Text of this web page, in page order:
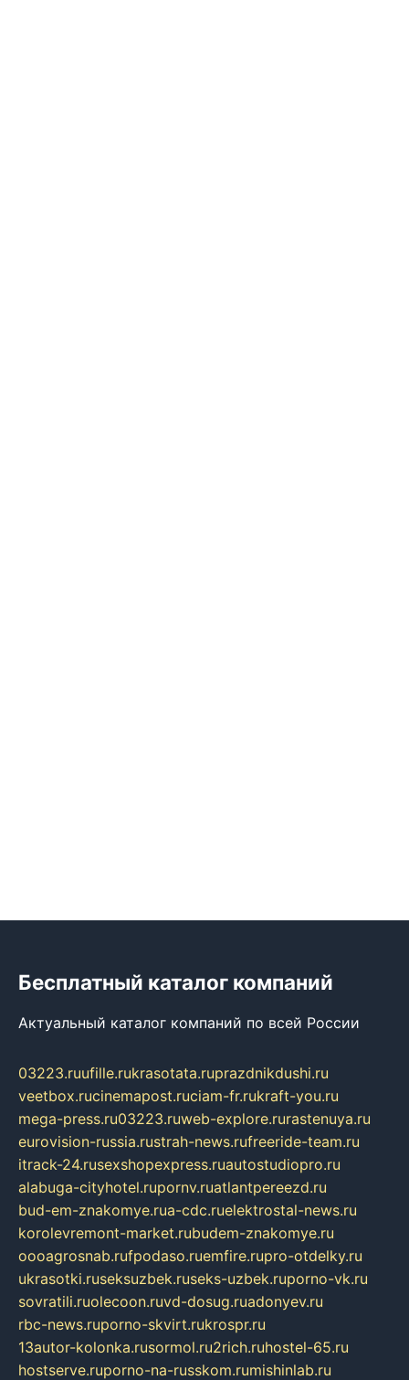
Бесплатный каталог компаний
Актуальный каталог компаний по всей России
03223.ruufille.rukrasotata.ruprazdnikdushi.ru
veetbox.rucinemapost.ruciam-fr.rukraft-you.ru
mega-press.ru03223.ruweb-explore.rurastenuya.ru
eurovision-russia.rustrah-news.rufreeride-team.ru
itrack-24.rusexshopexpress.ruautostudiopro.ru
alabuga-cityhotel.rupornv.ruatlantpereezd.ru
bud-em-znakomye.rua-cdc.ruelektrostal-news.ru
korolevremont-market.rubudem-znakomye.ru
oooagrosnab.rufpodaso.ruemfire.rupro-otdelky.ru
ukrasotki.ruseksuzbek.ruseks-uzbek.ruporno-vk.ru
sovratili.ruolecoon.ruvd-dosug.ruadonyev.ru
rbc-news.ruporno-skvirt.rukrospr.ru
13autor-kolonka.rusormol.ru2rich.ruhostel-65.ru
hostserve.ruporno-na-russkom.rumishinlab.ru